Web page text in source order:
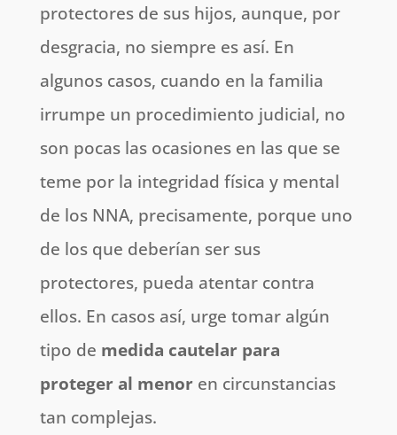
protectores de sus hijos, aunque, por
desgracia, no siempre es así. En
algunos casos, cuando en la familia
irrumpe un procedimiento judicial, no
son pocas las ocasiones en las que se
teme por la integridad física y mental
de los NNA, precisamente, porque uno
de los que deberían ser sus
protectores, pueda atentar contra
ellos. En casos así, urge tomar algún
tipo de medida cautelar para
proteger al menoren circunstancias
tan complejas.